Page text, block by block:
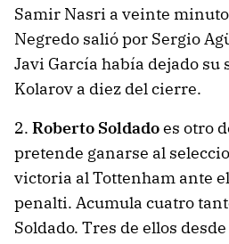
Samir Nasri a veinte
Negredo salió por Sergio
Javi García había dejado su
Kolarov a diez del cierre.
2. Roberto Soldadoes otro
pretende ganarse al
victoria al Tottenham ante
penalti. Acumula cuatro
Soldado. Tres de ellos